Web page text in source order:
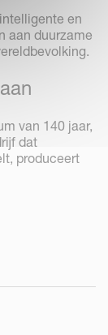
en
aan duurzame
van 140 jaar,
dat
produceert